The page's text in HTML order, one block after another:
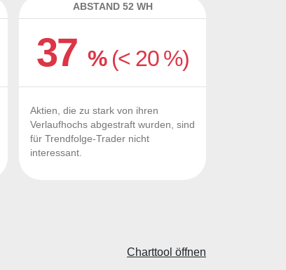
ABSTAND 52 WH
37% (< 20 %)
Aktien, die zu stark von ihren
Verlaufhochs abgestraft wurden, sind
für Trendfolge-Trader nicht
interessant.
Charttool öffnen